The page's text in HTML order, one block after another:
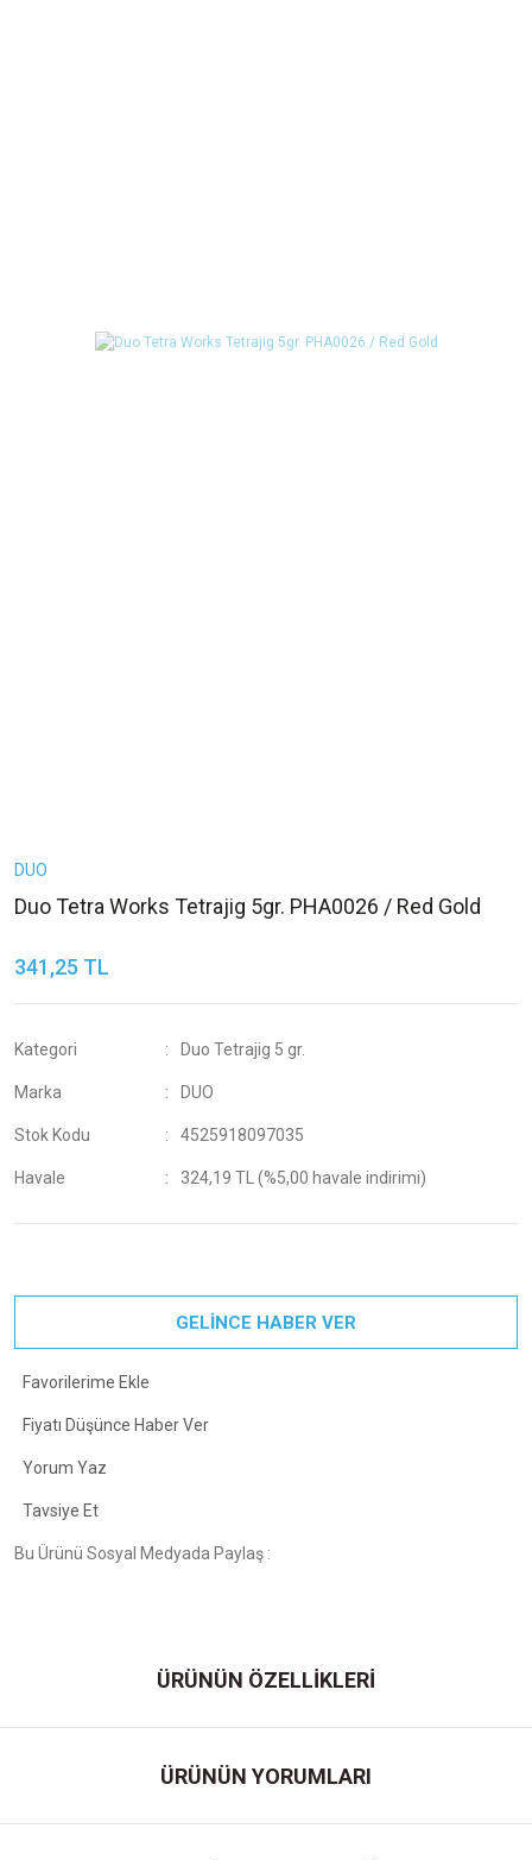
DUO
Duo Tetra Works Tetrajig 5gr. PHA0026 / Red Gold
341,25 TL
Kategori Duo Tetrajig 5 gr.
Marka DUO
Stok Kodu 4525918097035
Havale 324,19 TL (%5,00 havale indirimi)
GELİNCE HABER VER
Fiyatı Düşünce Haber Ver
Yorum Yaz
Tavsiye Et
Bu Ürünü Sosyal Medyada Paylaş :
ÜRÜNÜN ÖZELLİKLERİ
ÜRÜNÜN YORUMLARI